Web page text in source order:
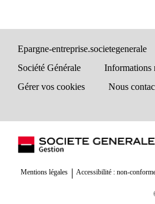
Epargne-entreprise.societegenerale
Société Générale
Informations
Gérer vos cookies
Nous
Mentions légales Accessibilité : non-